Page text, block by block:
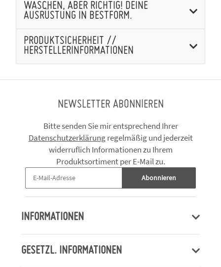
WASCHEN, ABER RICHTIG! DEINE
AUSRÜSTUNG IN BESTFORM.
PRODUKTSICHERHEIT //
HERSTELLERINFORMATIONEN
NEWSLETTER ABONNIEREN
Bitte senden Sie mir entsprechend Ihrer
Datenschutzerklärungregelmäßig und jederzeit
widerruflich Informationen zu Ihrem
Produktsortiment per E-Mail zu.
Abonnieren
INFORMATIONEN
GESETZL. INFORMATIONEN